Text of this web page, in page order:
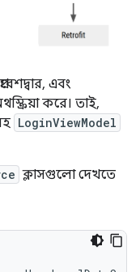
এবং
করে। তাই,
LoginViewModel
ক্লাসগুলো দেখতে